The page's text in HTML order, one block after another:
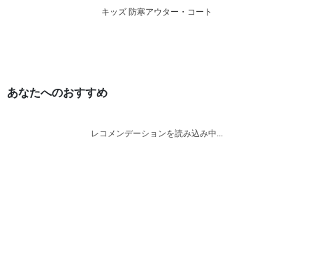
キッズ 防寒アウター・コート
あなたへのおすすめ
レコメンデーションを読み込み中...